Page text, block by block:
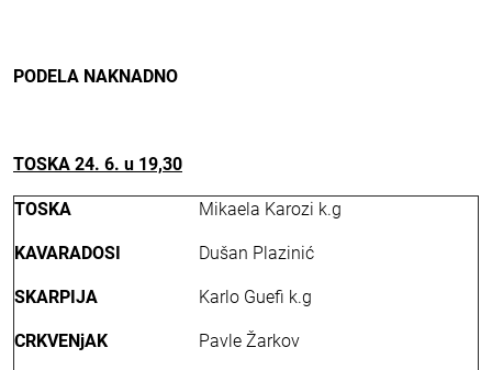
PODELA NAKNADNO
TOSKA 24. 6. u 19,30
TOSKA Mikaela Karozi k.g
KAVARADOSI Dušan Plazinić
SKARPIJA Karlo Guefi k.g
CRKVENjAK Pavle Žarkov